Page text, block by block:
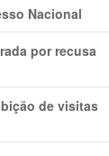
Nacional
por recusa
de visitas